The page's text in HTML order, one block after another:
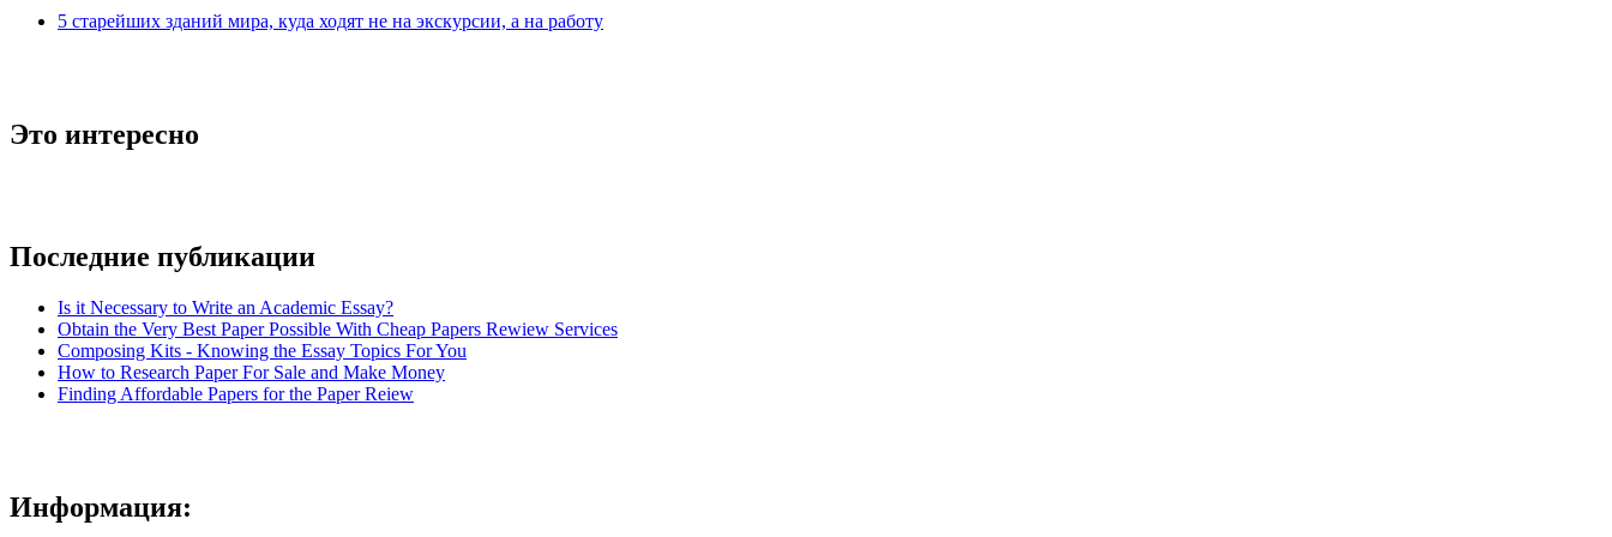
5 старейших зданий мира, куда ходят не на экскурсии, а на работу
Это интересно
Последние публикации
Is it Necessary to Write an Academic Essay?
Obtain the Very Best Paper Possible With Cheap Papers Rewiew Services
Composing Kits - Knowing the Essay Topics For You
How to Research Paper For Sale and Make Money
Finding Affordable Papers for the Paper Reiew
Информация: